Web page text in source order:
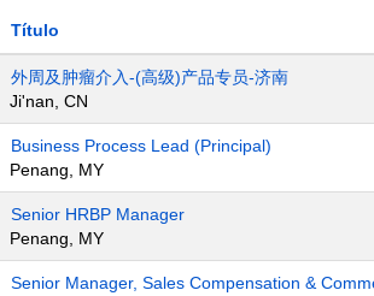
Título
外周及肿瘤介入-(高级)产品专员-济南
Ji'nan, CN
Business Process Lead (Principal)
Penang, MY
Senior HRBP Manager
Penang, MY
Senior Manager, Sales Compensation &